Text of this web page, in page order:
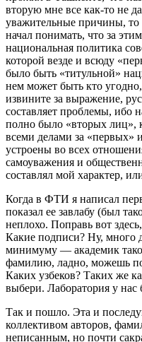
вторую мне все как-то не
уважительные причины,
начал понимать, что за
национальная политика
которой везде и всюду
было быть «титульной»
нем может быть кто
извините за выражение,
составляет проблемы, ибо
полно было «вторых лиц»,
всеми делами за «первых»
устроены во всех
самоуважения и
составлял мой характер,
Когда в ФТИ я написал
показал ее завлабу (был
неплохо. Поправь вот
Какие подписи? Ну, много
минимуму — академик
фамилию, ладно, можешь
Каких узбеков? Таких же
выбери. Лаборатория у нас
Так и пошло. Эта и
коллективом авторов,
неписанным, но почти